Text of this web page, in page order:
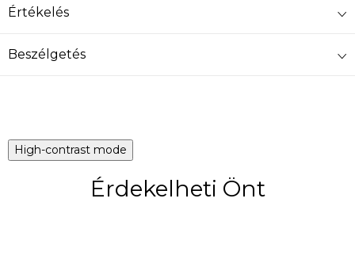
Értékelés
Beszélgetés
High-contrast mode
Érdekelheti Önt